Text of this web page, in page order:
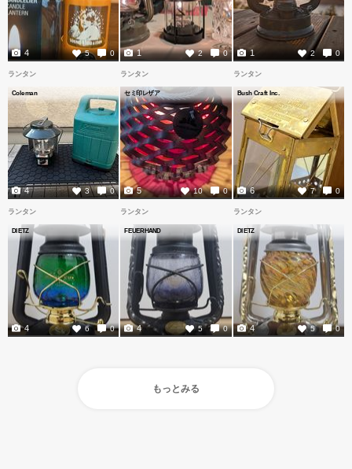
5 0
4 2 0
1 2 0
1
ランタン
Coleman
3 0
4
ランタン
セミ印レザア
10 0
5
ランタン
Bush Craft Inc.
7 0
6
ランタン
DIETZ
6 0
4
ランタン
FEUERHAND
5 0
4
ランタン
DIETZ
5 0
4
もっとみる